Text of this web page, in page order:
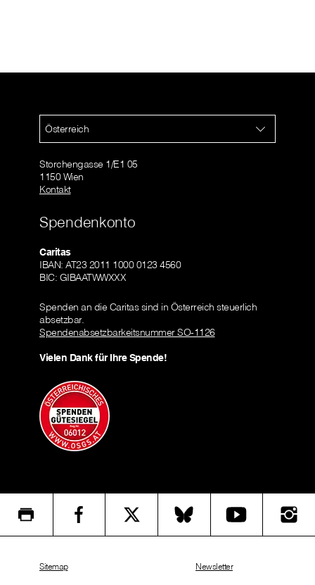
Österreich
Storchengasse 1/E1 05
1150 Wien
Kontakt
Spendenkonto
Caritas
IBAN: AT23 2011 1000 0123 4560
BIC: GIBAATWWXXX
Spenden an die Caritas sind in Österreich steuerlich
absetzbar.
Spendenabsetzbarkeitsnummer SO-1126
Vielen Dank für Ihre Spende!
Sitemap Newsletter